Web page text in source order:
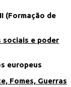
(Formação de
sociais e poder
europeus
Fomes, Guerras